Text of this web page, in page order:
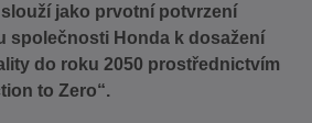
jako prvotní potvrzení
společnosti Honda k dosažení
do roku 2050 prostřednictvím
to Zero“.